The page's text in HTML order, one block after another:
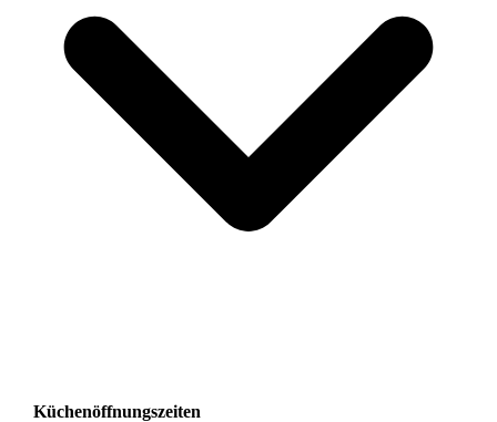
Küchenöffnungszeiten